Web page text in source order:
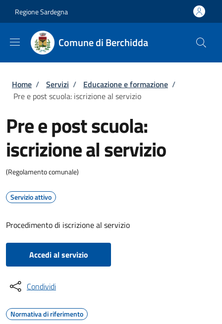
Regione Sardegna
Comune di Berchidda
Briciole di pane
Home / Servizi / Educazione e formazione /
Pre e post scuola: iscrizione al servizio
Pre e post scuola:
iscrizione al servizio
(Regolamento comunale)
Servizio attivo
Procedimento di iscrizione al servizio
Accedi al servizio
Condividi
Normativa di riferimento